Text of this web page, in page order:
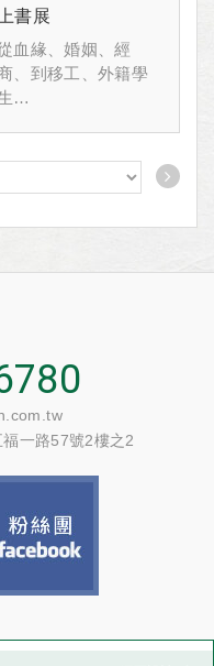
上書展
血緣、婚姻、經
、到移工、外籍學
折起
一路57號2樓之2